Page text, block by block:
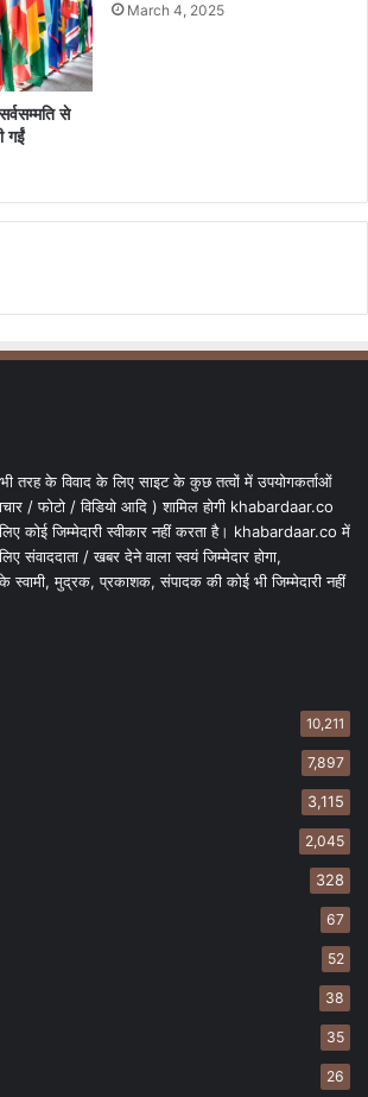
से
गईं
March 4, 2025
तरह के विवाद के लिए साइट के कुछ तत्वों में उपयोगकर्ताओं
/ फोटो / विडियो आदि ) शामिल होगी khabardaar.co
कोई जिम्मेदारी स्वीकार नहीं करता है। khabardaar.co में
संवाददाता / खबर देने वाला स्वयं जिम्मेदार होगा,
मुद्रक, प्रकाशक, संपादक की कोई भी जिम्मेदारी नहीं
10,211
7,897
3,115
2,045
328
67
52
38
35
26